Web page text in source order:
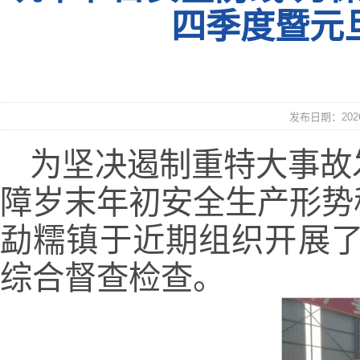
四季度暨元
发布日期：
为坚决遏制重特大事
障岁末年初安全生产形
勐糯镇于近期组织开展
综合督查检查。